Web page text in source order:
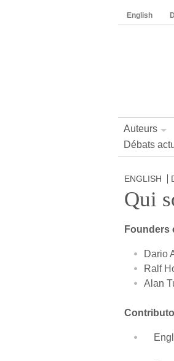
English
Auteurs
Débats
ENGLISH
Qui
Founders
Dario
Ralf
Alan